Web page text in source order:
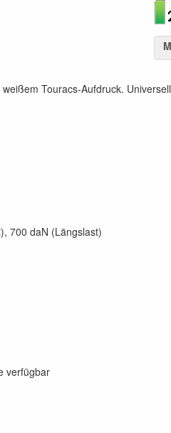
Touracs-Aufdruck.
700 daN (Längslast)
verfügbar